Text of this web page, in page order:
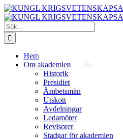
Fortsätt
till
innehållet
Sök
efter:
Hem
Om akademien
Historik
Presidiet
Ämbetsmän
Utskott
Avdelningar
Ledamöter
Revisorer
Stadgar för akademien